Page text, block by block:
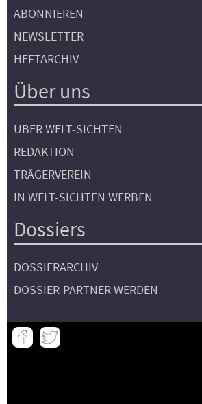
ABONNIEREN
NEWSLETTER
HEFTARCHIV
Über uns
ÜBER WELT-SICHTEN
REDAKTION
TRÄGERVEREIN
IN WELT-SICHTEN WERBEN
Dossiers
DOSSIERARCHIV
DOSSIER-PARTNER WERDEN
Meta